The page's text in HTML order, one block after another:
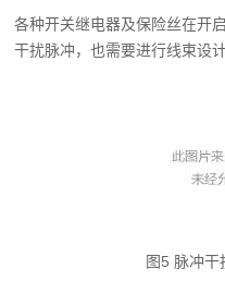
各种开关继电器及保险丝在开
干扰脉冲，也需要进行线束设
图5 脉冲干